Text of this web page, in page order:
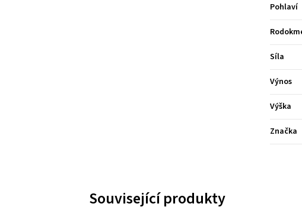
Pohlaví
Síla
Výnos
Výška
Značka
Související produkty